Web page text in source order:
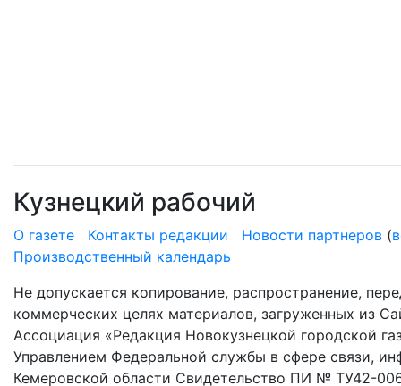
Кузнецкий рабочий
О газете Контакты редакции Новости партнеров (
Производственный календарь
Не допускается копирование, распространение,
коммерческих целях материалов, загруженных из
Ассоциация «Редакция Новокузнецкой городской
Управлением Федеральной службы в сфере связи,
Кемеровской области Свидетельство ПИ № ТУ42-